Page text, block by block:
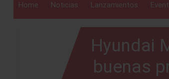
Home Noticias Lanzamientos
Hyundai
buenas